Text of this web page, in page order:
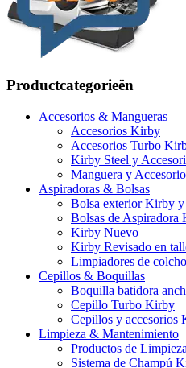
Productcategorieën
Accesorios & Mangueras
Accesorios Kirby
Accesorios Turbo
Kirby Steel y
Manguera y
Aspiradoras & Bolsas
Bolsa exterior Kirby y
Bolsas de Aspiradora
Kirby Nuevo
Kirby Revisado en
Limpiadores de
Cepillos & Boquillas
Boquilla batidora
Cepillo Turbo Kirby
Cepillos y accesorios
Limpieza & Mantenimiento
Productos de
Sistema de Champú